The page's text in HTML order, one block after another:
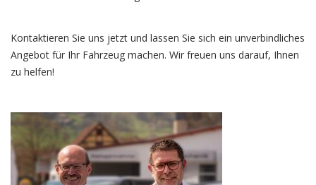
Kontaktieren Sie uns jetzt und lassen Sie sich ein unverbindliches
Angebot für Ihr Fahrzeug machen. Wir freuen uns darauf, Ihnen
zu helfen!